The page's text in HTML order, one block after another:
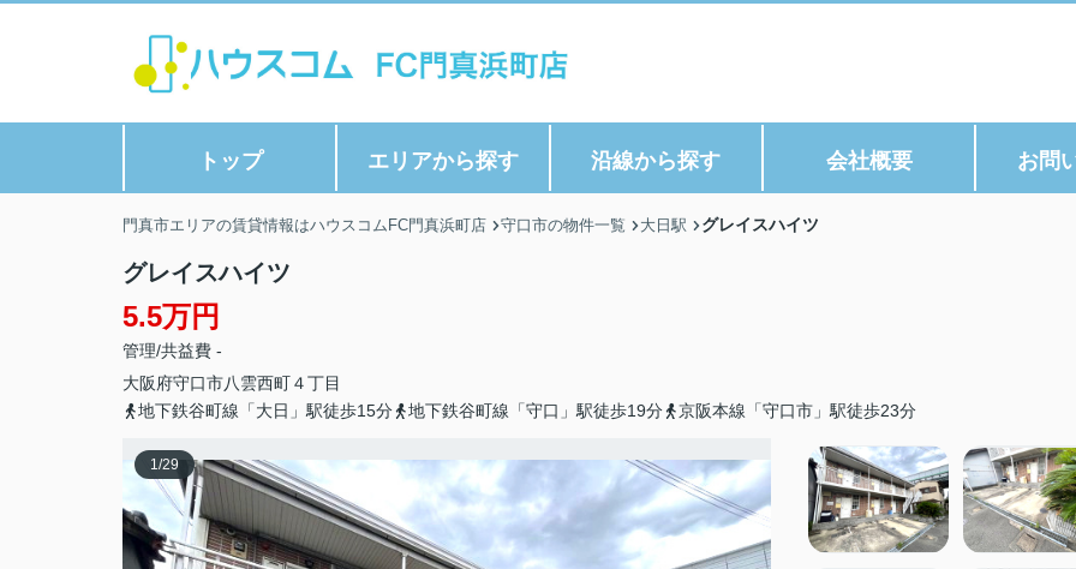
トップ エリアから探す 沿線から探す 会社概要 お問
門真市エリアの賃貸情報はハウスコムFC門真浜町店 守口市の物件一覧 大日駅 グレイスハイツ
グレイスハイツ
5.5万円
管理/共益費 -
大阪府守口市八雲西町４丁目
地下鉄谷町線「大日」駅徒歩15分
地下鉄谷町線「守口」駅徒歩19分 京阪本線「守口市」駅徒歩23分
1/29